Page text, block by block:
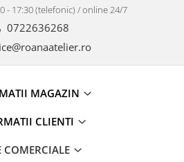
- 17:30 (telefonic) / online 24/7
0722636268
MAGAZIN
CLIENTI
COMERCIALE